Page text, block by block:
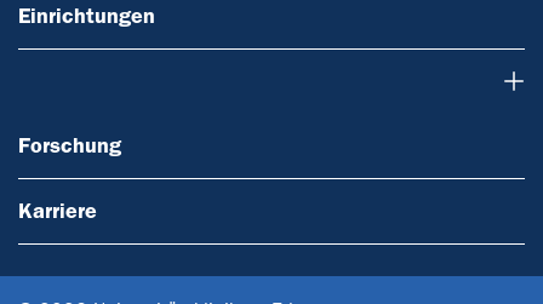
Einrichtungen
Forschung
Karriere